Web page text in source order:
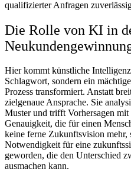
qualifizierter Anfragen
Die Rolle von KI in
Hier kommt künstliche
Schlagwort, sondern ein
Prozess transformiert. Anstatt
zielgenaue Ansprache. Sie
Muster und trifft Vorhersagen
Genauigkeit, die für einen
keine ferne Zukunftsvision mehr,
Notwendigkeit für eine
geworden, die den Unterschied
ausmachen kann.